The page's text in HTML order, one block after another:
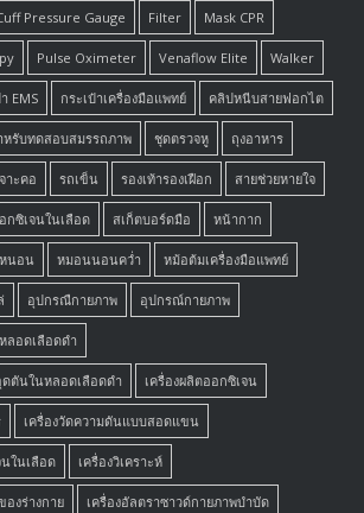
Pressure Gauge Filter Mask CPR
Pulse Oximeter Venaflow Elite Walker
EMS กระเป๋าเครื่องมือแพทย์ คลิปหนีบสายฟอกไต
หรับทดสอบสมรรถภาพ ชุดตรวจหู ถุงอาหาร
าะคอ รถเข็น รองเท้ารองเฝือก สายช่วยหายใจ
กซิเจนในเลือด สเก็ตบอร์ดมือ หน้ากาก
นอน หมอนนอนคว่ำ หม้อต้มเครื่องมือแพทย์
อุปกรณืกายภาพ อุปกรณ์กายภาพ
ลอดเลือดดำ
ดตันในหลอดเลือดดำ เครื่องผลิตออกซิเจน
เครื่องวัดความดันแบบสอดแขน
ในเลือด เครื่องวิเคราะห์
องร่างกาย เครื่องอัลตราซาวด์กายภาพบำบัด